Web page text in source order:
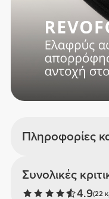
Πληροφορίες
Συνολικές
4.9(22